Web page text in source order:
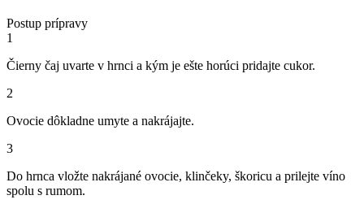
Postup prípravy
1
Čierny čaj uvarte v hrnci a kým je ešte horúci pridajte cukor.
2
Ovocie dôkladne umyte a nakrájajte.
3
Do hrnca vložte nakrájané ovocie, klinčeky, škoricu a prilejte víno
spolu s rumom.